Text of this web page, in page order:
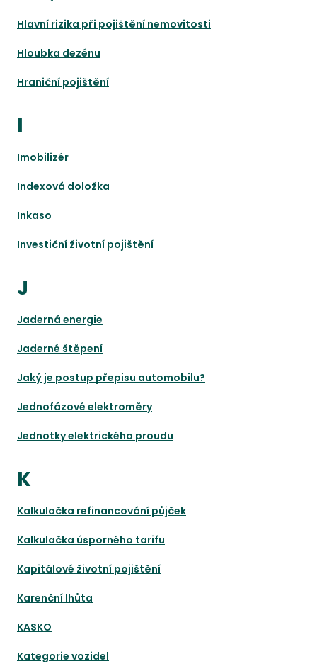
Hlavní rizika při pojištění nemovitosti
Hloubka dezénu
Hraniční pojištění
I
Imobilizér
Indexová doložka
Inkaso
Investiční životní pojištění
J
Jaderná energie
Jaderné štěpení
Jaký je postup přepisu automobilu?
Jednofázové elektroměry
Jednotky elektrického proudu
K
Kalkulačka refinancování půjček
Kalkulačka úsporného tarifu
Kapitálové životní pojištění
Karenční lhůta
KASKO
Kategorie vozidel